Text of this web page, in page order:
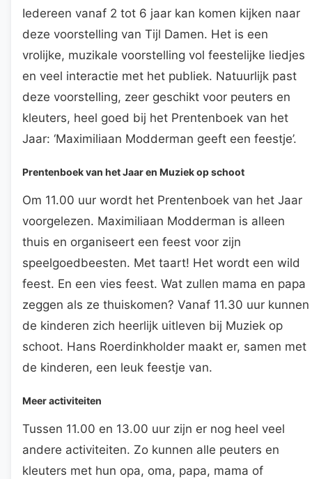
Iedereen vanaf 2 tot 6 jaar kan komen kijken naar
deze voorstelling van Tijl Damen. Het is een
vrolijke, muzikale voorstelling vol feestelijke liedjes
en veel interactie met het publiek. Natuurlijk past
deze voorstelling, zeer geschikt voor peuters en
kleuters, heel goed bij het Prentenboek van het
Jaar: ‘Maximiliaan Modderman geeft een feestje’.
Prentenboek van het Jaar en Muziek op schoot
Om 11.00 uur wordt het Prentenboek van het Jaar
voorgelezen. Maximiliaan Modderman is alleen
thuis en organiseert een feest voor zijn
speelgoedbeesten. Met taart! Het wordt een wild
feest. En een vies feest. Wat zullen mama en papa
zeggen als ze thuiskomen? Vanaf 11.30 uur kunnen
de kinderen zich heerlijk uitleven bij Muziek op
schoot. Hans Roerdinkholder maakt er, samen met
de kinderen, een leuk feestje van.
Meer activiteiten
Tussen 11.00 en 13.00 uur zijn er nog heel veel
andere activiteiten. Zo kunnen alle peuters en
kleuters met hun opa, oma, papa, mama of